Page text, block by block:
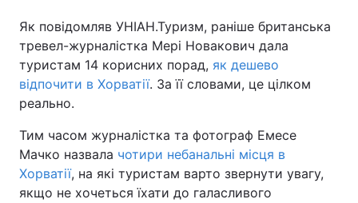
Як повідомляв УНІАН.Туризм, раніше британська
тревел-журналістка Мері Новакович дала
туристам 14 корисних порад, як дешево
відпочити в Хорватії. За її словами, це цілком
реально.
Тим часом журналістка та фотограф Емесе
Мачко назвала чотири небанальні місця в
Хорватії, на які туристам варто звернути увагу,
якщо не хочеться їхати до галасливого